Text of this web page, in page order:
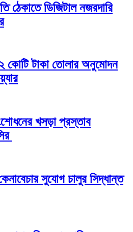
ঠেকাতে ডিজিটাল নজরদারি
কোটি টাকা তোলার অনুমোদন
খসড়া প্রস্তাব
সুযোগ চালুর সিদ্ধান্ত